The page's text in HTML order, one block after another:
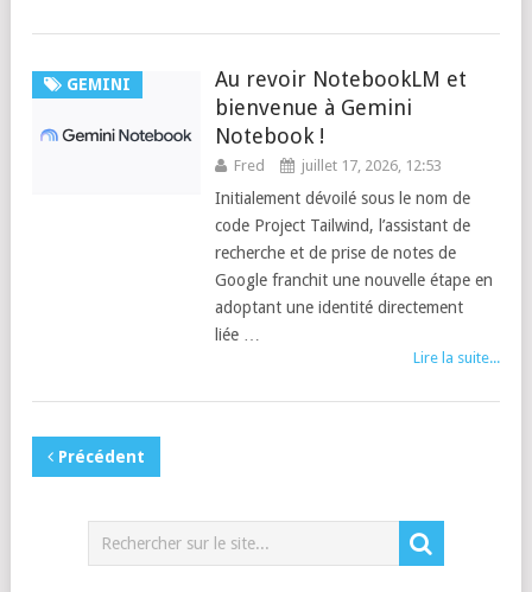
GEMINI
Au revoir NotebookLM et
bienvenue à Gemini
Notebook !
Fred juillet 17, 2026, 12:53
Initialement dévoilé sous le nom de
code Project Tailwind, l’assistant de
recherche et de prise de notes de
Google franchit une nouvelle étape en
adoptant une identité directement
liée …
Lire la suite...
Précédent